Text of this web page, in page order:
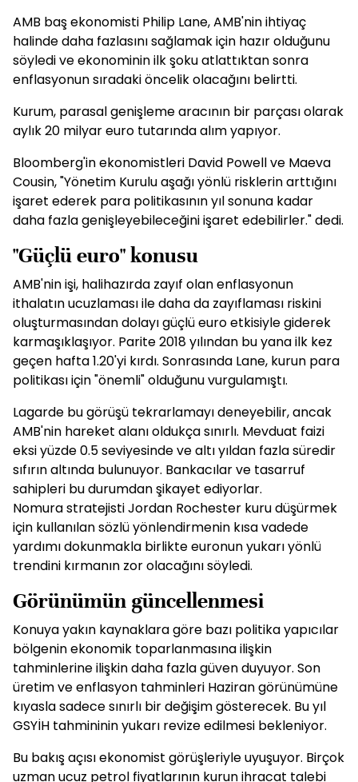
AMB baş ekonomisti Philip Lane, AMB'nin ihtiyaç
halinde daha fazlasını sağlamak için hazır olduğunu
söyledi ve ekonominin ilk şoku atlattıktan sonra
enflasyonun sıradaki öncelik olacağını belirtti.
Kurum, parasal genişleme aracının bir parçası olarak
aylık 20 milyar euro tutarında alım yapıyor.
Bloomberg'in ekonomistleri David Powell ve Maeva
Cousin, "Yönetim Kurulu aşağı yönlü risklerin arttığını
işaret ederek para politikasının yıl sonuna kadar
daha fazla genişleyebileceğini işaret edebilirler." dedi.
"Güçlü euro" konusu
AMB'nin işi, halihazırda zayıf olan enflasyonun
ithalatın ucuzlaması ile daha da zayıflaması riskini
oluşturmasından dolayı güçlü euro etkisiyle giderek
karmaşıklaşıyor. Parite 2018 yılından bu yana ilk kez
geçen hafta 1.20'yi kırdı. Sonrasında Lane, kurun para
politikası için "önemli" olduğunu vurgulamıştı.
Lagarde bu görüşü tekrarlamayı deneyebilir, ancak
AMB'nin hareket alanı oldukça sınırlı. Mevduat faizi
eksi yüzde 0.5 seviyesinde ve altı yıldan fazla süredir
sıfırın altında bulunuyor. Bankacılar ve tasarruf
sahipleri bu durumdan şikayet ediyorlar.
Nomura stratejisti Jordan Rochester kuru düşürmek
için kullanılan sözlü yönlendirmenin kısa vadede
yardımı dokunmakla birlikte euronun yukarı yönlü
trendini kırmanın zor olacağını söyledi.
Görünümün güncellenmesi
Konuya yakın kaynaklara göre bazı politika yapıcılar
bölgenin ekonomik toparlanmasına ilişkin
tahminlerine ilişkin daha fazla güven duyuyor. Son
üretim ve enflasyon tahminleri Haziran görünümüne
kıyasla sadece sınırlı bir değişim gösterecek. Bu yıl
GSYİH tahmininin yukarı revize edilmesi bekleniyor.
Bu bakış açısı ekonomist görüşleriyle uyuşuyor. Birçok
uzman ucuz petrol fiyatlarının kurun ihracat talebi